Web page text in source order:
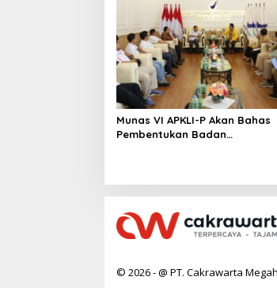
Munas VI APKLI-P Akan Bahas
Pembentukan Badan
© 2026 - @ PT. Cakrawarta